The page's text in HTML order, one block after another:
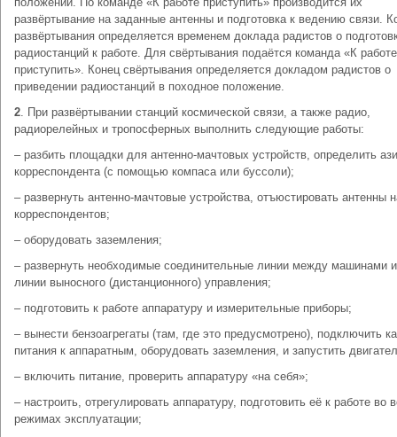
развёртывание на заданные антенны и подготовка к ведению связи.
развёртывания определяется временем доклада радистов о
радиостанций к работе. Для свёртывания подаётся команда «К работе
приступить». Конец свёртывания определяется докладом радистов о
приведении радиостанций в походное положение.
2. При развёртывании станций космической связи, а также радио,
радиорелейных и тропосферных выполнить следующие работы:
– разбить площадки для антенно-мачтовых устройств, определить
корреспондента (с помощью компаса или буссоли);
– развернуть антенно-мачтовые устройства, отъюстировать антенны
корреспондентов;
– оборудовать заземления;
– развернуть необходимые соединительные линии между машинами
линии выносного (дистанционного) управления;
– подготовить к работе аппаратуру и измерительные приборы;
– вынести бензоагрегаты (там, где это предусмотрено), подключить
питания к аппаратным, оборудовать заземления, и запустить
– включить питание, проверить аппаратуру «на себя»;
– настроить, отрегулировать аппаратуру, подготовить её к работе во
режимах эксплуатации;